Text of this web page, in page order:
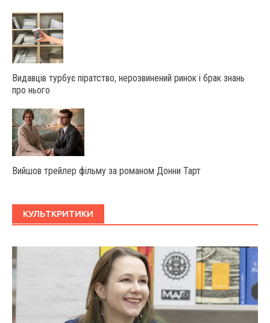
Видавців турбує піратство, нерозвинений ринок і брак знань
про нього
Вийшов трейлер фільму за романом Донни Тарт
КУЛЬТКРИТИКИ